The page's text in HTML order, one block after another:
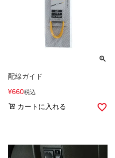
配線ガイド
¥660税込
カートに入れる